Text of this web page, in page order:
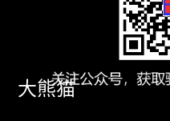
大熊猫